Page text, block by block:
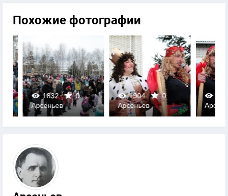
Похожие фотографии
1832
0
0
Арсеньев
1904
0
0
Арсеньев
1685
0
Арсеньев